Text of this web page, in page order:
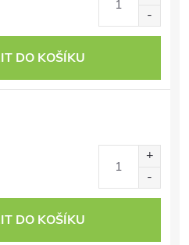
DO KOŠÍKU
DO KOŠÍKU